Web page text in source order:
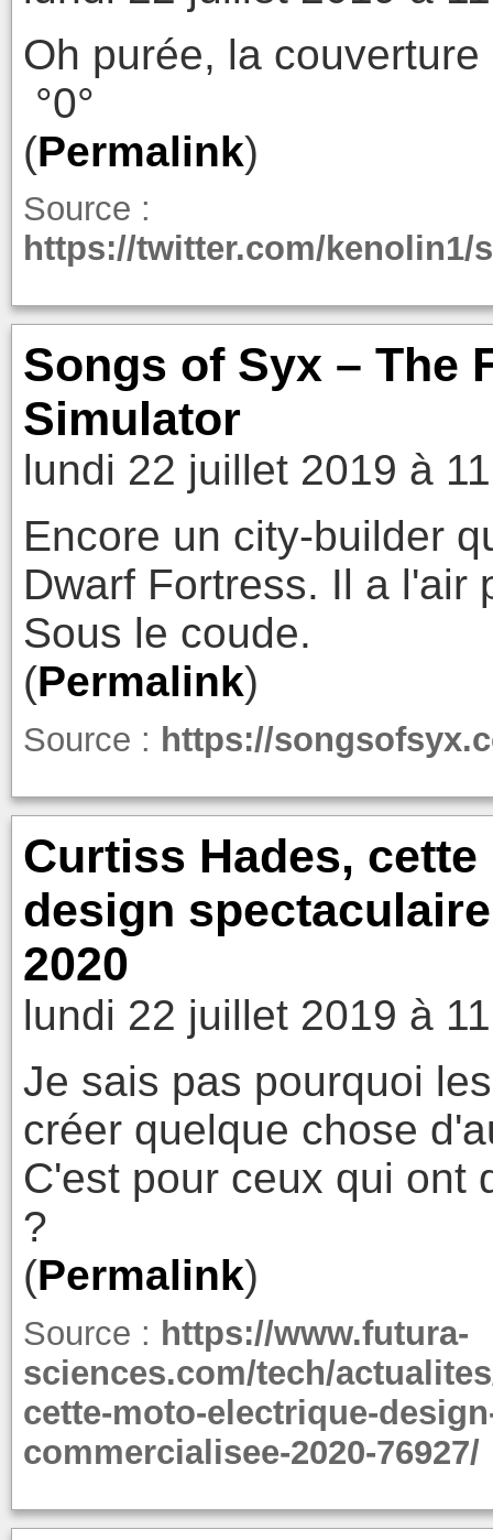
Oh purée, la
°0°
(Permalink)
Source :
https://twitter.com/kenolin1/
Songs of Syx – The
Simulator
lundi 22 juillet 2019 à
Encore un city-builder
Dwarf Fortress. Il a l'air
Sous le coude.
(Permalink)
Source : https://
Curtiss Hades,
design
2020
lundi 22 juillet 2019 à
Je sais pas pourquoi
créer quelque chose
C'est pour ceux qui ont
?
(Permalink)
Source : https://www.futura-
sciences.com/tech/
cette-moto-electrique-
commercialisee-2020-76927/